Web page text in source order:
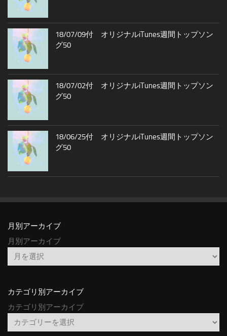
18/07/09付 オリジナルiTunes週間トップソン
グ50
18/07/02付 オリジナルiTunes週間トップソン
グ50
18/06/25付 オリジナルiTunes週間トップソン
グ50
月別アーカイブ
月別アーカイブ
カテゴリ別アーカイブ
カテゴリ別アーカイブ